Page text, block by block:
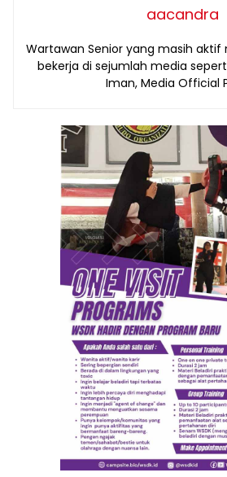
aacandra
Wartawan Senior yang masih aktif
bekerja di sejumlah media
Iman, Media Official